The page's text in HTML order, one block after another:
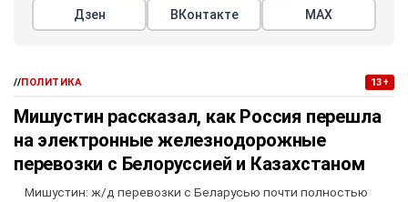
Дзен ВКонтакте МАХ
//ПОЛИТИКА 13+
Мишустин рассказал, как Россия перешла
на электронные железнодорожные
перевозки с Белоруссией и Казахстаном
Мишустин: ж/д перевозки с Беларусью почти полностью